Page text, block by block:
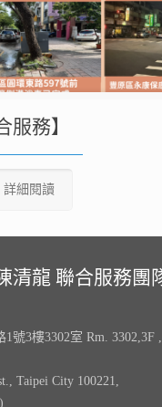
服務】
詳細閱讀
清龍 聯合服務團
號3樓3302室 Rm. 3302,3F
Taipei City 100221,